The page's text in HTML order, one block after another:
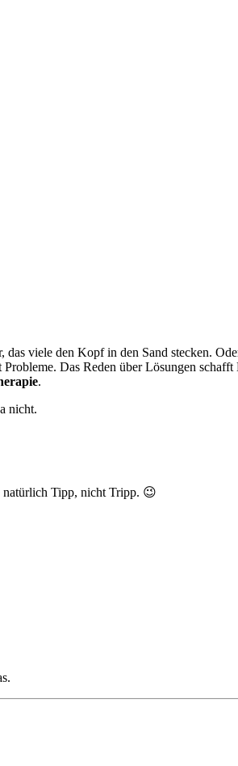
viele den Kopf in den Sand stecken.
Das Reden über Lösungen
.
nicht.
natürlich Tipp, nicht Tripp. 😉